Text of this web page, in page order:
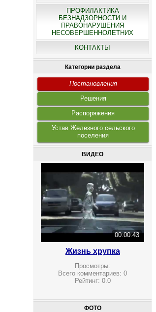
ПРОФИЛАКТИКА
БЕЗНАДЗОРНОСТИ И
ПРАВОНАРУШЕНИЯ
НЕСОВЕРШЕННОЛЕТНИХ
КОНТАКТЫ
Категории раздела
Постановления
Решения
Распоряжения
Устав Железного сельского
поселения
ВИДЕО
00:00:43
Жизнь хрупка
Просмотры:
Всего комментариев:0
Рейтинг: 0.0
ФОТО